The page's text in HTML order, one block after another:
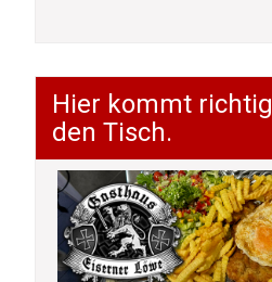
Hier kommt
den Tisch.